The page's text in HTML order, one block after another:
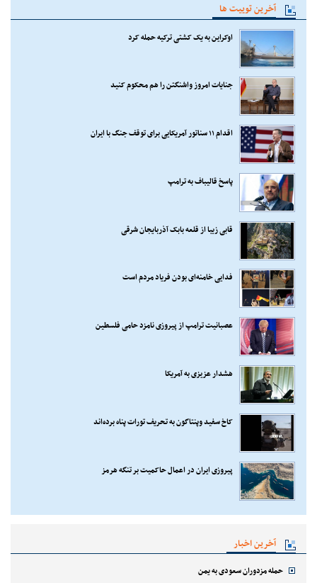
آخرین توییت ها
اوکراین به یک کشتی ترکیه حمله کرد
جنایات امروز واشنگتن را هم محکوم کنید
اقدام ۱۱ سناتور آمریکایی برای توقف جنگ با ایران
پاسخ قالیباف به ترامپ
قابی زیبا از قلعه بابک آذربایجان شرقی
فدایی خامنه‌ای بودن فریاد مردم است
عصبانیت ترامپ از پیروزی نامزد حامی فلسطین
هشدار عزیزی به آمریکا
کاخ سفید وپنتاگون به تحریف تورات پناه برده‌اند
پیروزی ایران در اعمال حاکمیت بر تنگه هرمز
آخرین اخبار
حمله مزدوران سعودی به یمن